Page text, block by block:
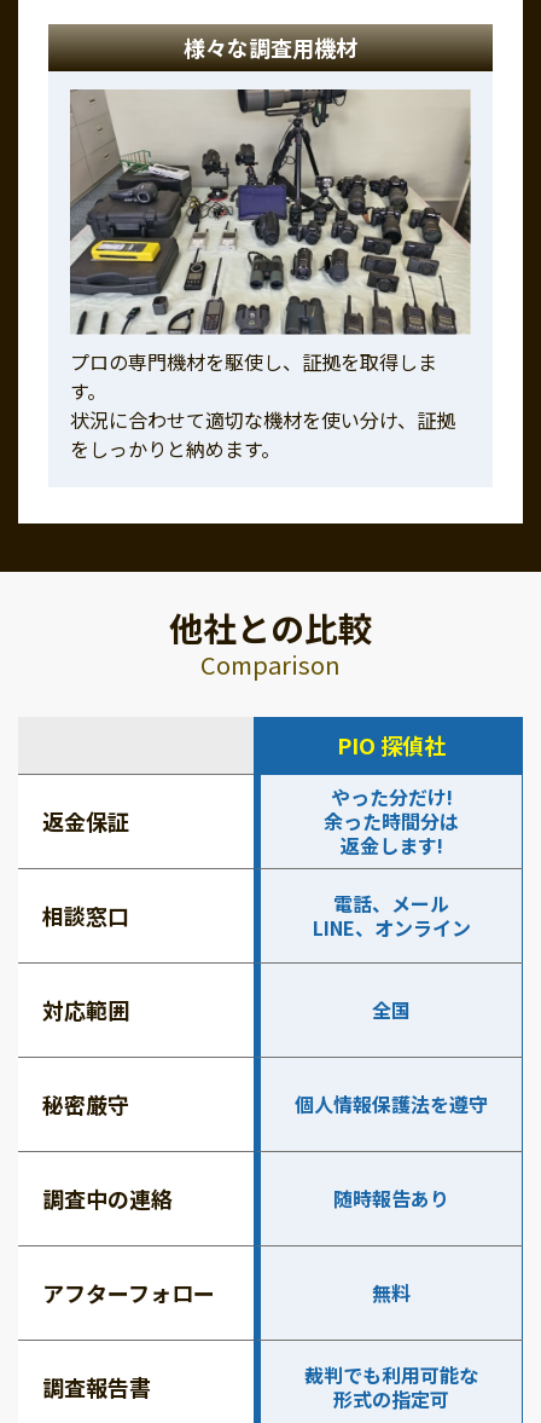
様々な調査用機材
プロの専門機材を駆使し、証拠を取得しま
す。
状況に合わせて適切な機材を使い分け、証拠
をしっかりと納めます。
他社との比較
Comparison
PIO 探偵社
返金保証
やった分だけ!
余った時間分は
返金します!
相談窓口
電話、メール
LINE、オンライン
対応範囲 全国
秘密厳守 個人情報保護法を遵守
調査中の連絡 随時報告あり
アフターフォロー 無料
調査報告書
裁判でも利用可能な
形式の指定可